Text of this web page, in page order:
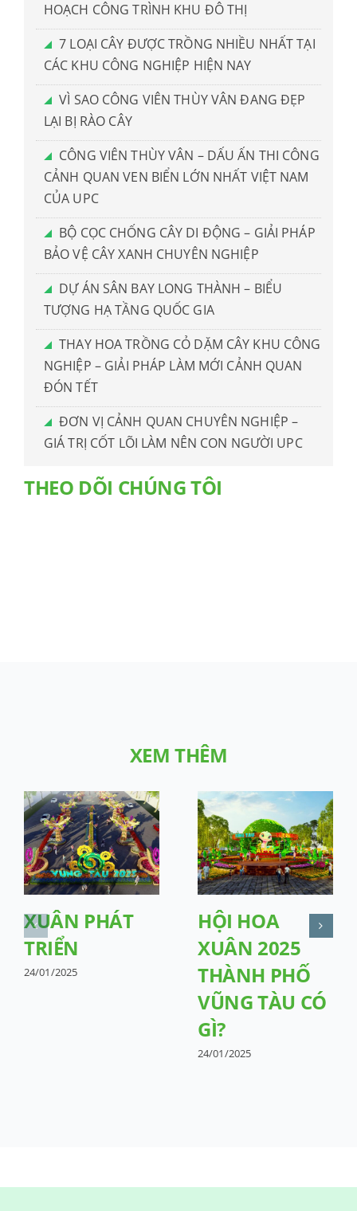
HOẠCH CÔNG TRÌNH KHU ĐÔ THỊ
7 LOẠI CÂY ĐƯỢC TRỒNG NHIỀU NHẤT TẠI
CÁC KHU CÔNG NGHIỆP HIỆN NAY
VÌ SAO CÔNG VIÊN THÙY VÂN ĐANG ĐẸP
LẠI BỊ RÀO CÂY
CÔNG VIÊN THÙY VÂN – DẤU ẤN THI CÔNG
CẢNH QUAN VEN BIỂN LỚN NHẤT VIỆT NAM
CỦA UPC
BỘ CỌC CHỐNG CÂY DI ĐỘNG – GIẢI PHÁP
BẢO VỆ CÂY XANH CHUYÊN NGHIỆP
DỰ ÁN SÂN BAY LONG THÀNH – BIỂU
TƯỢNG HẠ TẦNG QUỐC GIA
THAY HOA TRỒNG CỎ DẶM CÂY KHU CÔNG
NGHIỆP – GIẢI PHÁP LÀM MỚI CẢNH QUAN
ĐÓN TẾT
ĐƠN VỊ CẢNH QUAN CHUYÊN NGHIỆP –
GIÁ TRỊ CỐT LÕI LÀM NÊN CON NGƯỜI UPC
THEO DÕI CHÚNG TÔI
XEM THÊM
XUÂN PHÁT
TRIỂN
24/01/2025
HỘI HOA
XUÂN 2025
THÀNH PHỐ
VŨNG TÀU CÓ
GÌ?
24/01/2025